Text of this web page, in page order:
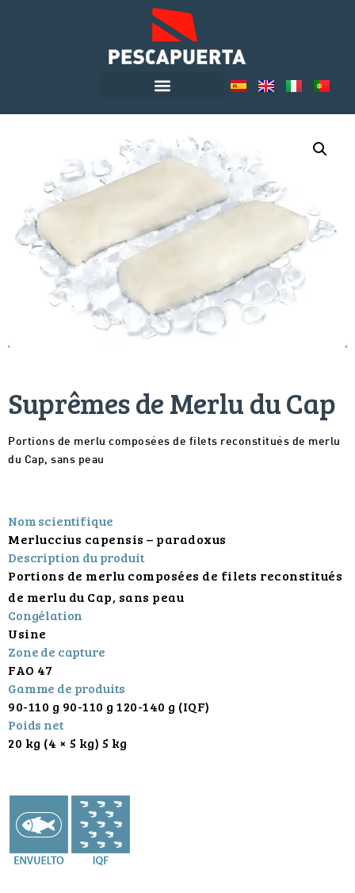
Suprêmes de Merlu du Cap
Portions de merlu composées de filets reconstitués de merlu
du Cap, sans peau
Nom scientifique
Merluccius capensis – paradoxus
Description du produit
Portions de merlu composées de filets reconstitués
de merlu du Cap, sans peau
Congélation
Usine
Zone de capture
FAO 47
Gamme de produits
90-110 g 90-110 g 120-140 g (IQF)
Poids net
20 kg (4 × 5 kg) 5 kg